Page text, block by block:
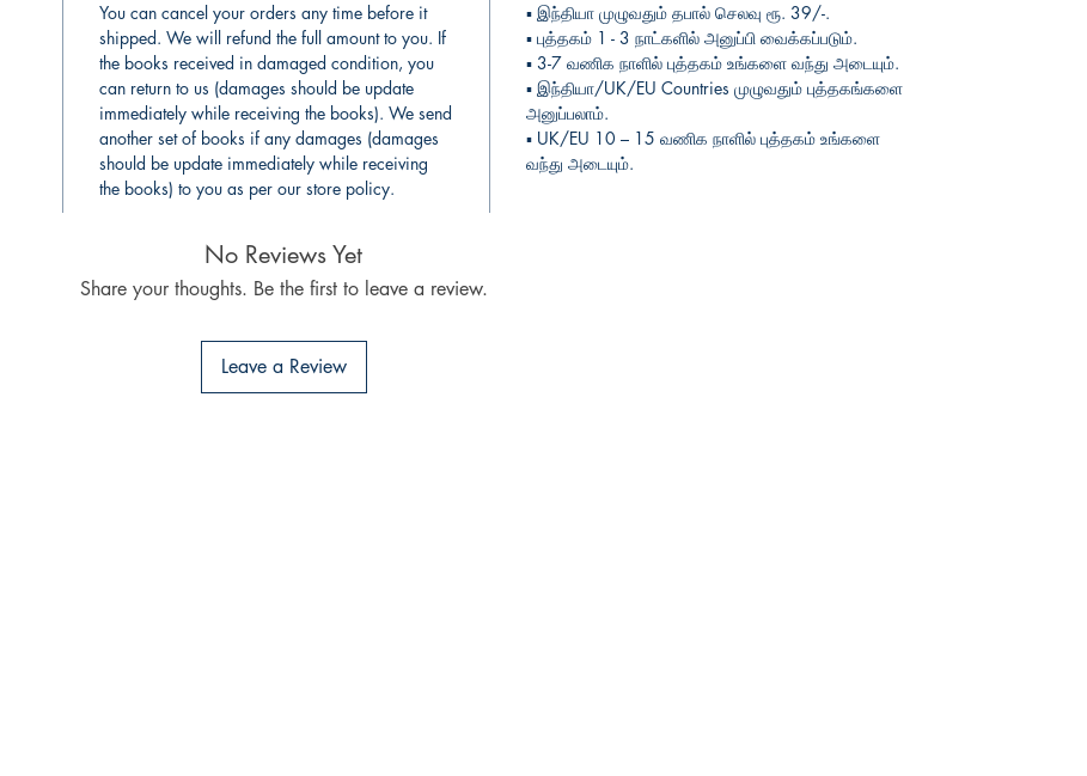
You can cancel your orders any time before it
shipped. We will refund the full amount to you. If
the books received in damaged condition, you
can return to us (damages should be update
immediately while receiving the books). We send
another set of books if any damages (damages
should be update immediately while receiving
the books) to you as per our store policy.
▪︎ இந்தியா முழுவதும் தபால் செலவு ரூ. 39/-.
▪︎ புத்தகம்1 - 3 நாட்களில் அனுப்பி வைக்கப்படும்.
▪︎ 3-7 வணிக நாளில் புத்தகம் உங்களை வந்து அடையும்.
▪︎ இந்தியா/UK/EU Countries முழுவதும் புத்தகங்களை
அனுப்பலாம்.
▪︎ UK/EU 10 – 15 வணிக நாளில் புத்தகம் உங்களை
வந்து அடையும்.
No Reviews Yet
Share your thoughts. Be the first to leave a review.
Leave a Review